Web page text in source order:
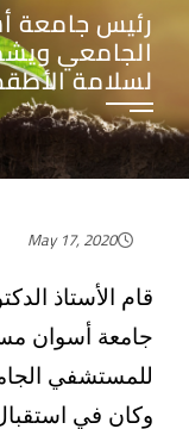
رئيس جامعة
الجامعي
لسلامة
May 17, 2020
قام الأستاذ
جامعة أسوان
للمستشفي
وكان في